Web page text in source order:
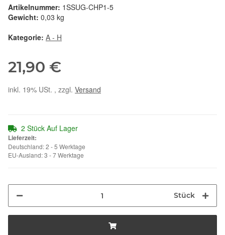
Artikelnummer: 1SSUG-CHP1-5
Gewicht: 0,03 kg
Kategorie: A - H
21,90 €
inkl. 19% USt. , zzgl. Versand
2 Stück Auf Lager
Lieferzeit:
Deutschland: 2 - 5 Werktage
EU-Ausland: 3 - 7 Werktage
Stück